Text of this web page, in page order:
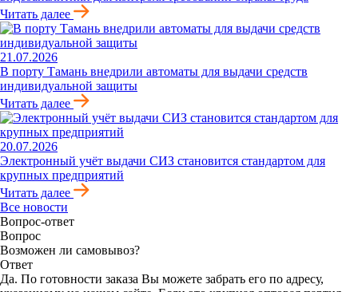
Читать далее
21.07.2026
В порту Тамань внедрили автоматы для выдачи средств
индивидуальной защиты
Читать далее
20.07.2026
Электронный учёт выдачи СИЗ становится стандартом для
крупных предприятий
Читать далее
Все новости
Вопрос-ответ
Вопрос
Возможен ли самовывоз?
Ответ
Да. По готовности заказа Вы можете забрать его по адресу,